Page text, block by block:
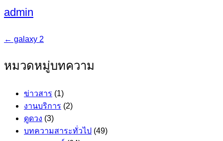
admin
แนะแนว
เรื่อง
← galaxy 2
หมวดหมู่บทความ
ข่าวสาร (1)
งานบริการ (2)
ดูดวง (3)
บทความสาระทั่วไป (49)